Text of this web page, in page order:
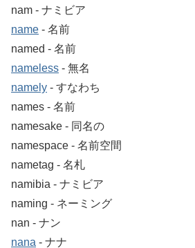
nam ‐ ナミビア
name ‐ 名前
named ‐ 名前
nameless ‐ 無名
namely ‐ すなわち
names ‐ 名前
namesake ‐ 同名の
namespace ‐ 名前空間
nametag ‐ 名札
namibia ‐ ナミビア
naming ‐ ネーミング
nan ‐ ナン
nana ‐ ナナ